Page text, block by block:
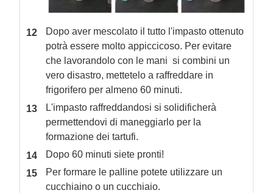
Dopo aver mescolato il tutto l'impasto ottenuto
potrà essere molto appiccicoso. Per evitare
che lavorandolo con le mani si combini un
vero disastro, mettetelo a raffreddare in
frigorifero per almeno 60 minuti.
L'impasto raffreddandosi si solidificherà
permettendovi di maneggiarlo per la
formazione dei tartufi.
Dopo 60 minuti siete pronti!
Per formare le palline potete utilizzare un
cucchiaino o un cucchiaio.